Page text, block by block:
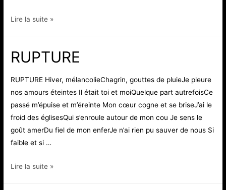
JUSQU’AU
L’ESPOIR
Lire la suite »
RUPTURE
RUPTURE Hiver, mélancolieChagrin, gouttes de pluieJe pleure
nos amours éteintes Il était toi et moiQuelque part autrefoisCe
passé m’épuise et m’éreinte Mon cœur cogne et se briseJ’ai le
froid des églisesQui s’enroule autour de mon cou Je sens le
goût amerDu fiel de mon enferJe n’ai rien pu sauver de nous Si
faible et si …
RUPTURE
Lire la suite »